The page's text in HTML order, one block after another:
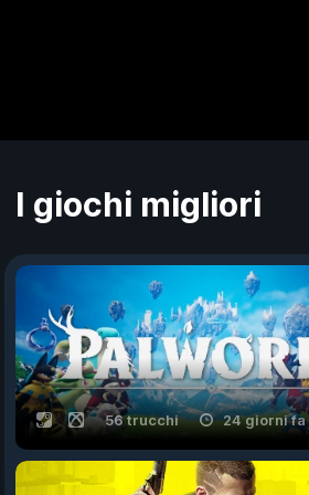
I giochi migliori
56 trucchi 24 giorni fa